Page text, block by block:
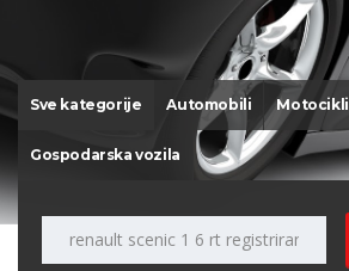
Sve kategorije Automobili Motocikli
Gospodarska vozila